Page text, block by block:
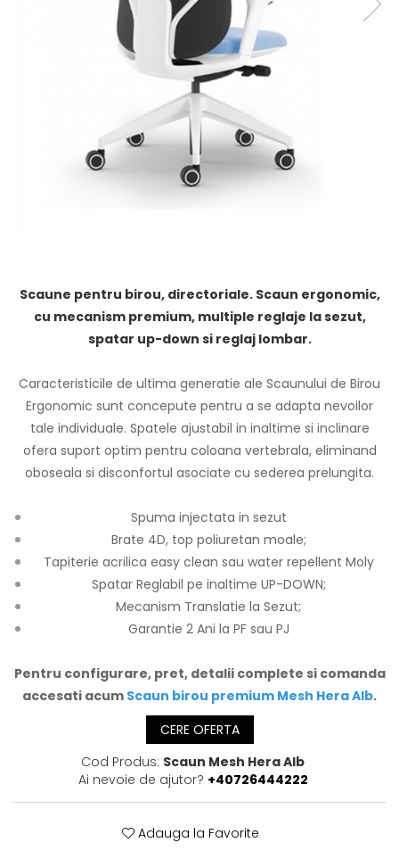
Scaune pentru birou, directoriale. Scaun ergonomic,
cu mecanism premium, multiple reglaje la sezut,
spatar up-down si reglaj lombar.
Caracteristicile de ultima generatie ale Scaunului de Birou
Ergonomic sunt concepute pentru a se adapta nevoilor
tale individuale. Spatele ajustabil in inaltime si inclinare
ofera suport optim pentru coloana vertebrala, eliminand
oboseala si disconfortul asociate cu sederea prelungita.
Spuma injectata in sezut
Brate 4D, top poliuretan moale;
Tapiterie acrilica easy clean sau water repellent Moly
Spatar Reglabil pe inaltime UP-DOWN;
Mecanism Translatie la Sezut;
Garantie 2 Ani la PF sau PJ
Pentru configurare, pret, detalii complete si comanda
accesati acum Scaun birou premium Mesh Hera Alb.
CERE OFERTA
Cod Produs: Scaun Mesh Hera Alb
Ai nevoie de ajutor? +40726444222
Adauga la Favorite